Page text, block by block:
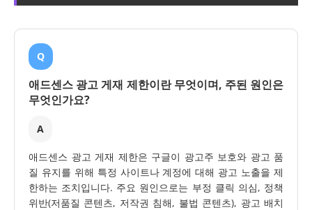
Q
애드센스 광고 게재 제한이란 무엇이며, 주된 원인은
무엇인가요?
A
애드센스 광고 게재 제한은 구글이 광고주 보호와 광고 품
질 유지를 위해 특정 사이트나 계정에 대해 광고 노출을 제
한하는 조치입니다. 주요 원인으로는 부정 클릭 의심, 정책
위반(저품질 콘텐츠, 저작권 침해, 불법 콘텐츠), 광고 배치